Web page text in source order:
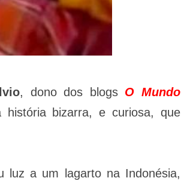
, dono dos blogs O Mundo
bizarra, e curiosa, que
luz a um lagarto na Indonésia,